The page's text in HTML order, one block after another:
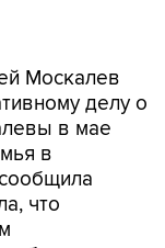
в мае
в
что
об
Марии